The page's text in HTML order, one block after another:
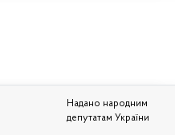
Надано народним
депутатам України